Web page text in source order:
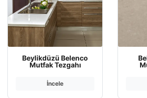
Beylikdüzü Belenco
Mutfak Tezgahı
İncele